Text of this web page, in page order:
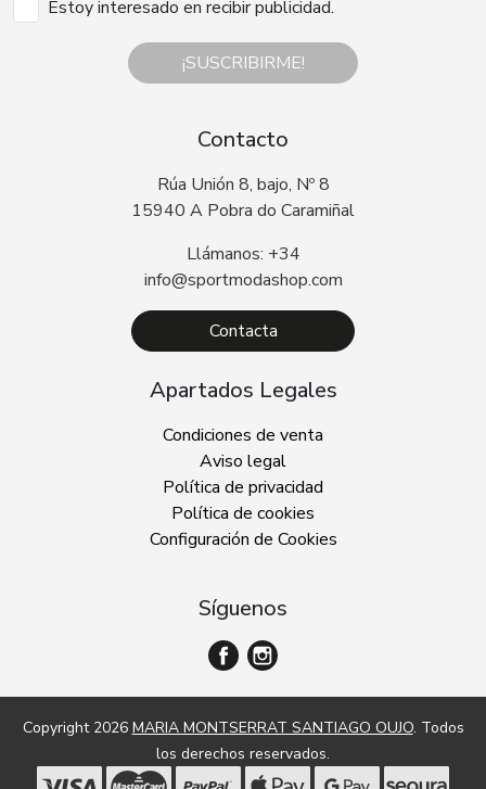
Estoy interesado en recibir publicidad.
¡SUSCRIBIRME!
Contacto
Rúa Unión 8, bajo, Nº 8
15940 A Pobra do Caramiñal
Llámanos: +34
info@sportmodashop.com
Contacta
Apartados Legales
Condiciones de venta
Aviso legal
Política de privacidad
Política de cookies
Configuración de Cookies
Síguenos
Copyright 2026 MARIA MONTSERRAT SANTIAGO OUJO. Todos
los derechos reservados.